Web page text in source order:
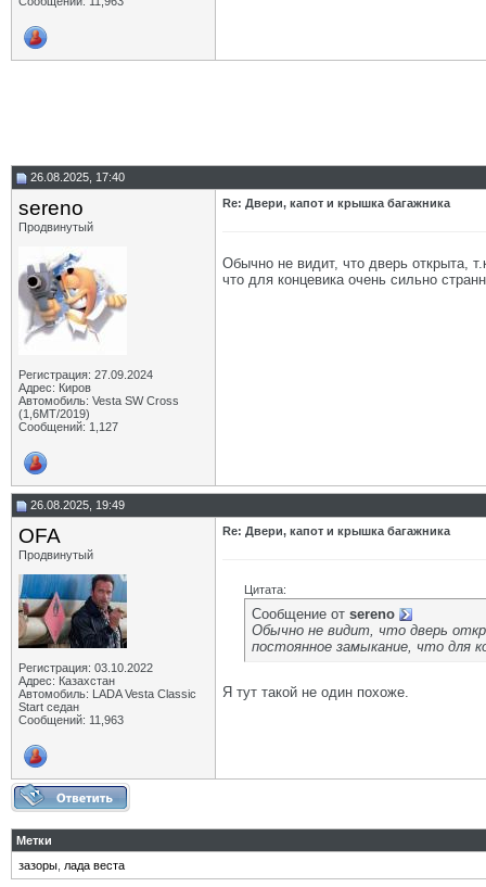
26.08.2025, 17:40
sereno
Продвинутый
Регистрация: 27.09.2024
Адрес: Киров
Автомобиль: Vesta SW Cross
(1,6МТ/2019)
Сообщений: 1,127
Re: Двери, капот и крышка багажника
Обычно не видит, что дверь открыта,
что для концевика очень сильно
26.08.2025, 19:49
OFA
Продвинутый
Регистрация: 03.10.2022
Адрес: Казахстан
Автомобиль: LADA Vesta Classic
Start седан
Сообщений: 11,963
Re: Двери, капот и крышка багажника
Цитата:
Сообщение от sereno
Обычно не видит, что дверь
постоянное замыкание, что для
Я тут такой не один похоже.
Метки
зазоры лада веста